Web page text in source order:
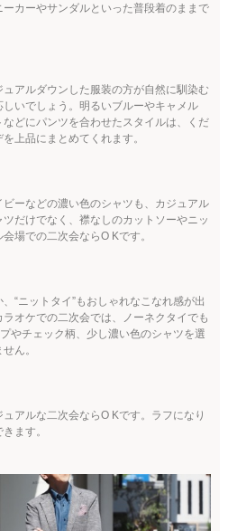
カーやサンダルといった普段着のままで
アルダウンした服装の方が自然に馴染む
いでしょう。明るいブルーやキャメル
どにパンツを合わせたスタイルは、くだ
上品にまとめてくれます。
ーなどの濃い色のシャツも、カジュアル
だけでなく、襟なしのカットソーやニッ
場での二次会ならO Kです。
“ニットタイ”もおしゃれなこなれ感が出
オケでの二次会では、ノーネクタイでも
やチェック柄、少し濃い色のシャツを選
ん。
アルな二次会ならO Kです。ラフになり
ます。